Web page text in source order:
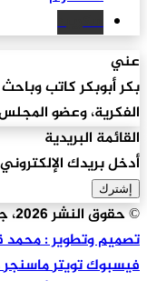
سكريبد
عني
بكر أبوبكر كاتب
الفكرية، وعضو
القائمة البريدية
أدخل بريدك الإلكتروني
© حقوق النشر 2026، جميع الحقوق محفوظة لـ
تصميم وتطوير : محمد
فيسبوكتويترماسنجر